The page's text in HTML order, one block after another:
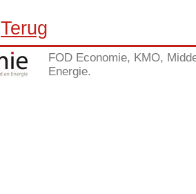
Terug
FOD Economie, KMO,
Energie.